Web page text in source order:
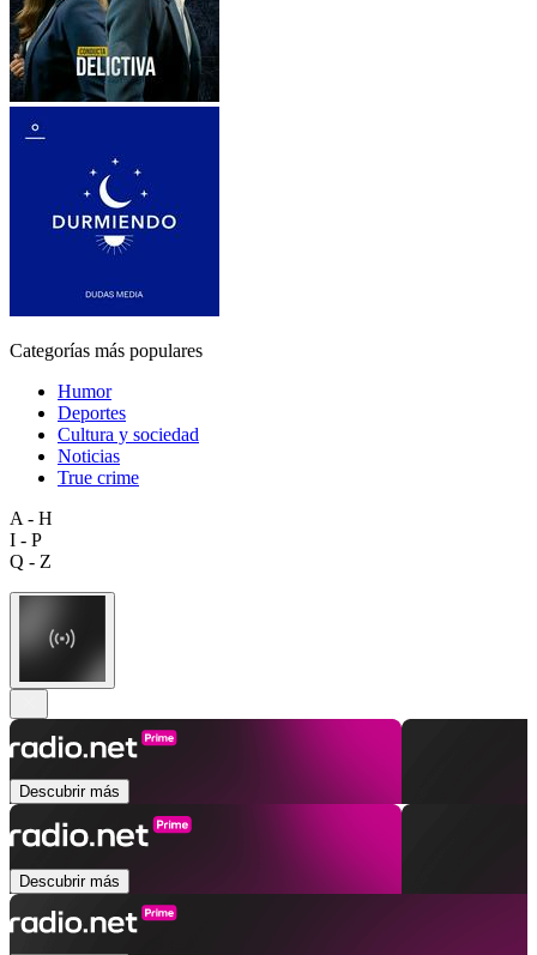
Categorías más populares
Humor
Deportes
Cultura y sociedad
Noticias
True crime
A - H
I - P
Q - Z
Descubrir más
Descubrir más